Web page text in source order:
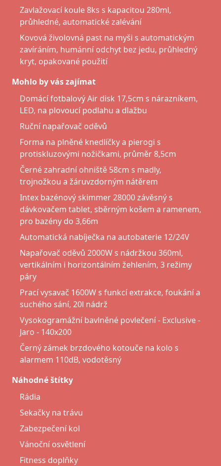
Zavlažovací koule 8ks s kapacitou 280ml,
průhledné, automatické zalévání
Kovová živolovná past na myši s automatickým
zavíráním, humánní odchyt bez jedu, průhledný
kryt, opakované použití
Mohlo by vás zajímat
Domácí fotbalový Air disk 17,5cm s nárazníkem,
LED, na plovoucí podlahu a dlažbu
Ruční napařovač oděvů
Forma na plněné knedlíčky a pierogi s
protiskluzovými nožičkami, průměr 8,5cm
Černé zahradní ohniště 58cm s madly,
trojnožkou a žáruvzdorným nátěrem
Intex bazénový skimmer 28000 závěsný s
dávkovačem tablet, sběrným košem a ramenem,
pro bazény do 3,66m
Automatická nabíječka na autobaterie 12/24V
Napařovač oděvů 2000W s nádržkou 360ml,
vertikálním i horizontálním žehlením, 3 režimy
páry
Prací vysavač 1600W s funkcí extrakce, foukání a
suchého sání, 20l nádrž
Vysokogramážní bavlněné povlečení - Exclusive -
Jaro - 140x200
Černý zámek brzdového kotouče na kolo s
alarmem 110dB, vodotěsný
Náhodné štítky
Rádia
Sekačky na trávu
Zabezpečení kol
Vánoční osvětlení
Fitness doplňky